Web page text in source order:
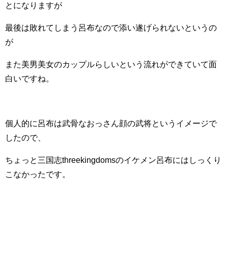
とになりますが
最後は敗れてしまう呂布なので添い遂げられないというの
が
また美男美女のカップルらしいという流れができていて面
白いですね。
個人的に呂布は武骨なおっさん顔の武将というイメージで
したので、
ちょっと三国志threekingdomsのイケメン呂布にはしっくり
こなかったです。